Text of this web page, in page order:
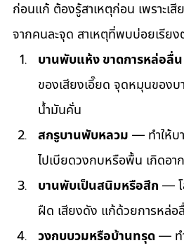
ก่อนแก้ ต้องรู้สาเหตุก่อน เพราะเ
จากคนละจุด สาเหตุที่พบบ่อยเรียง
บานพับแห้ง ขาดการหล่อลื่น
ของเสียงเอี๊ยด จุดหมุนของ
น้ำมันคั่น
สกรูบานพับหลวม — ทำให้บ
ไปเบียดวงกบหรือพื้น เกิดอา
บานพับเป็นสนิมหรือสึก — โ
ฝืด เสียงดัง แก้ด้วยการหล่อ
วงกบบวมหรือบ้านทรุด — ท